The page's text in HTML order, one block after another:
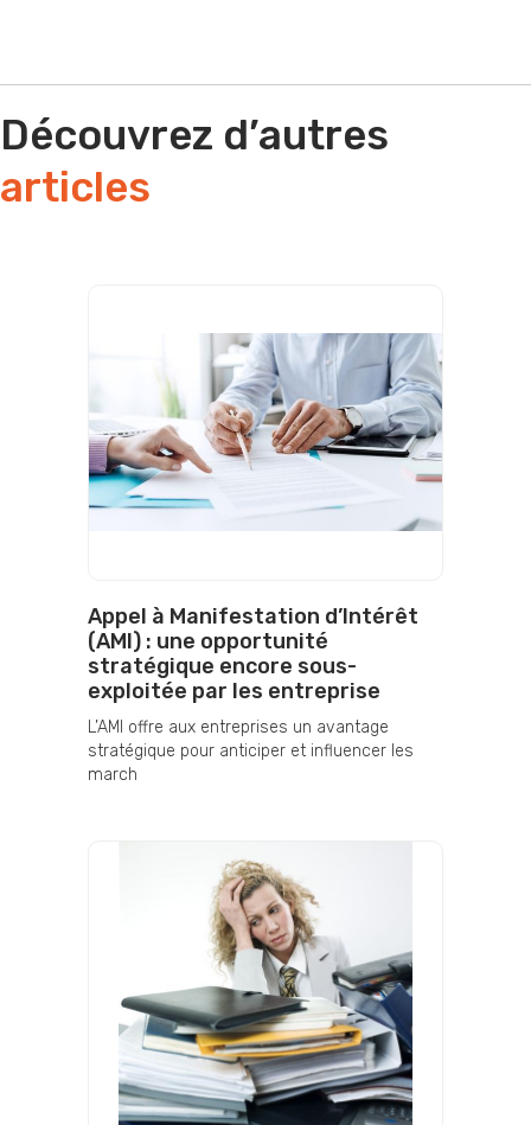
Découvrez d’autres
articles
Appel à Manifestation d’Intérêt
(AMI) : une opportunité
stratégique encore sous-
exploitée par les entreprise
L’AMI offre aux entreprises un avantage
stratégique pour anticiper et influencer les
march